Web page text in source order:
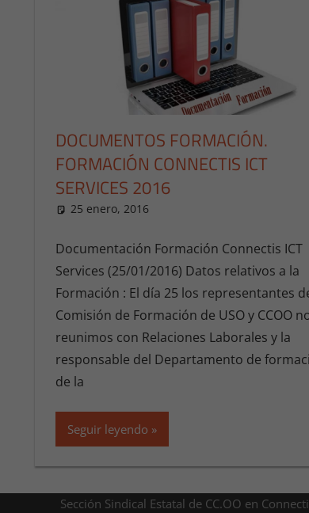
DOCUMENTOS FORMACIÓN.
FORMACIÓN CONNECTIS ICT
SERVICES 2016
25 enero, 2016
Documentación Formación Connectis ICT
Services (25/01/2016) Datos relativos a la
Formación : El día 25 los representantes
Comisión de Formación de USO y CCOO
reunimos con Relaciones Laborales y la
responsable del Departamento de
de la
Seguir leyendo
Sección Sindical Estatal de CC.OO en